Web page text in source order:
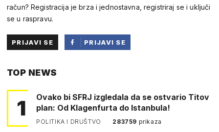
račun? Registracija je brza i jednostavna, registriraj se i uključi
se u raspravu.
PRIJAVI SE
PRIJAVI SE
TOP NEWS
1
Ovako bi SFRJ izgledala da se ostvario Titov
plan: Od Klagenfurta do Istanbula!
POLITIKA I DRUŠTVO 283759 prikaza